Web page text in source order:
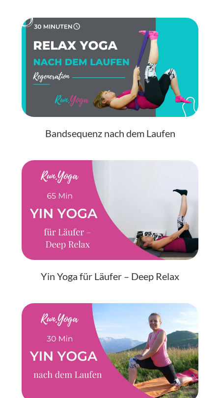
Bandsequenz nach dem Laufen
Yin Yoga für Läufer – Deep Relax